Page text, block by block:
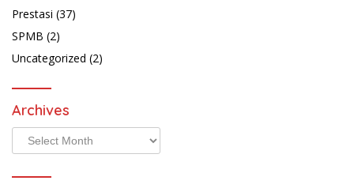
Prestasi (37)
SPMB (2)
Uncategorized (2)
Archives
Archives